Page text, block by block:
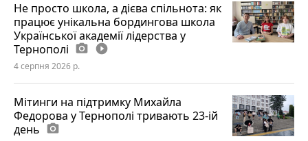
Не просто школа, а дієва спільнота: як
працює унікальна бордингова школа
Української академії лідерства у
Тернополі photo_camera play_circle_filled
4 серпня 2026 р.
Мітинги на підтримку Михайла
Федорова у Тернополі тривають 23-ій
день photo_camera